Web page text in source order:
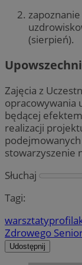
(sierpień).
Zajęcia z
opracowywania
będącej
realizacji
stowarzyszenie
Słuchaj
Tagi:
warsztaty
Zdrowego
Udostępnij